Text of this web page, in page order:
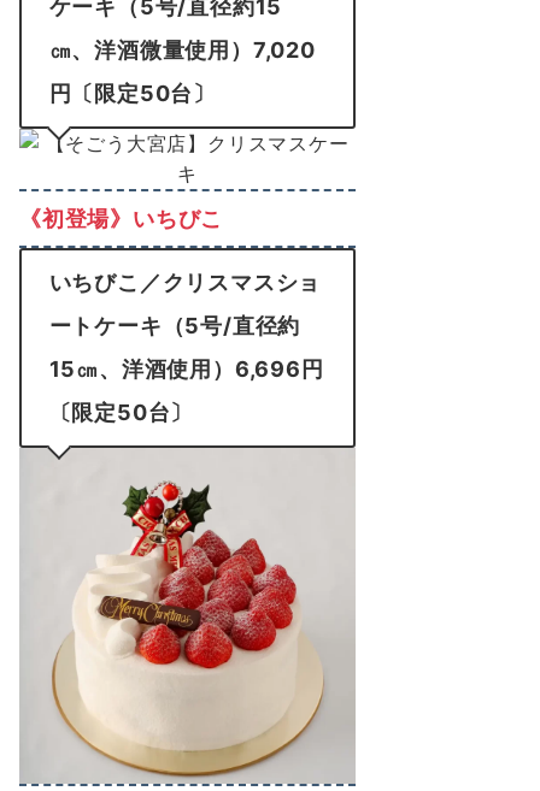
ケーキ（5号/直径約15
㎝、洋酒微量使用）7,020
円〔限定50台〕
《初登場》いちびこ
いちびこ／クリスマスショ
ートケーキ（5号/直径約
15㎝、洋酒使用）6,696円
〔限定50台〕